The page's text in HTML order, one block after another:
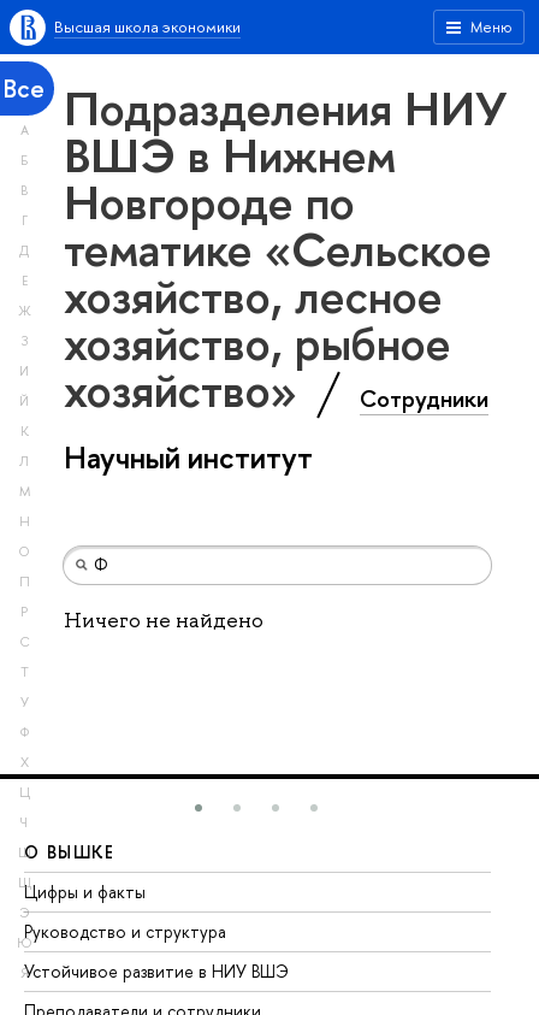
Меню
Высшая школа экономики
Все
А
Б
В
Г
Д
Е
Ж
З
И
Й
К
Л
М
Н
О
П
Р
С
Т
У
Ф
Х
Ц
Ч
Ш
Щ
Э
Ю
Я
Подразделения НИУ
ВШЭ в Нижнем
Новгороде по
тематике «Сельское
хозяйство, лесное
хозяйство, рыбное
хозяйство» Сотрудники
Научный институт
Ничего не найдено
О ВЫШКЕ
Цифры и факты
Руководство и структура
Устойчивое развитие в НИУ ВШЭ